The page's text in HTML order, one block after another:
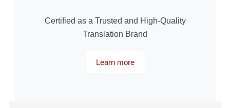
Certified as a Trusted and High-Quality
Translation Brand
Learn more